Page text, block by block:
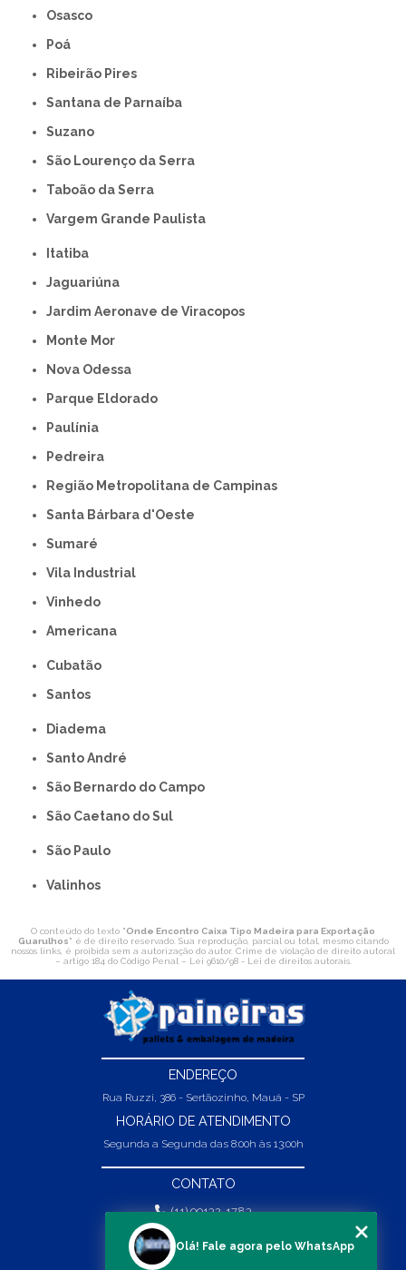
Osasco
Poá
Ribeirão Pires
Santana de Parnaíba
Suzano
São Lourenço da Serra
Taboão da Serra
Vargem Grande Paulista
Itatiba
Jaguariúna
Jardim Aeronave de Viracopos
Monte Mor
Nova Odessa
Parque Eldorado
Paulínia
Pedreira
Região Metropolitana de Campinas
Santa Bárbara d'Oeste
Sumaré
Vila Industrial
Vinhedo
americana
Cubatão
Santos
Diadema
Santo André
São Bernardo do Campo
São Caetano do Sul
São Paulo
Valinhos
O conteúdo do texto "Onde Encontro Caixa Tipo Madeira para Exportação
Guarulhos" é de direito reservado. Sua reprodução, parcial ou total, mesmo citando
nossos links, é proibida sem a autorização do autor. Crime de violação de direito autoral
– artigo 184 do Código Penal – Lei 9610/98 - Lei de direitos autorais.
ENDEREÇO
Rua Ruzzi, 386 - Sertãozinho, Mauá - SP
HORÁRIO DE ATENDIMENTO
Segunda a Segunda das 8:00h às 13:00h
CONTATO
(11) 99132-1783
(11) 99132-1783
vendas@abpaineiras.com.br
Olá! Fale agora pelo WhatsApp